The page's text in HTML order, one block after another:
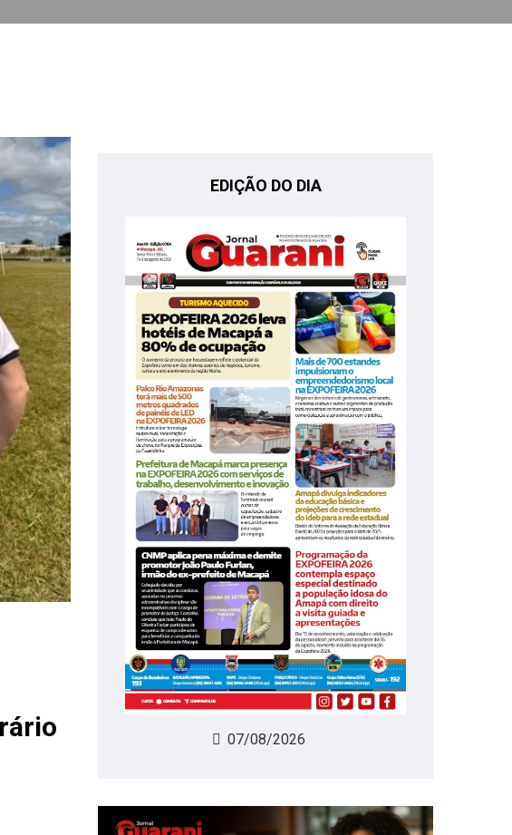
EDIÇÃO DO DIA
07/08/2026